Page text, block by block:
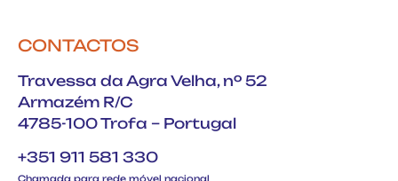
CONTACTOS
Travessa da Agra Velha, nº 52
Armazém R/C
4785-100 Trofa – Portugal
+351 911 581 330
Chamada para rede móvel nacional